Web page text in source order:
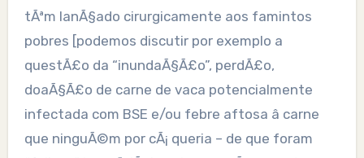
tÃªm lanÃ§ado cirurgicamente aos famintos
pobres [podemos discutir por exemplo a
questÃ£o da “inundaÃ§Ã£o”, perdÃ£o,
doaÃ§Ã£o de carne de vaca potencialmente
infectada com BSE e/ou febre aftosa â carne
que ninguÃ©m por cÃ¡ queria – de que foram